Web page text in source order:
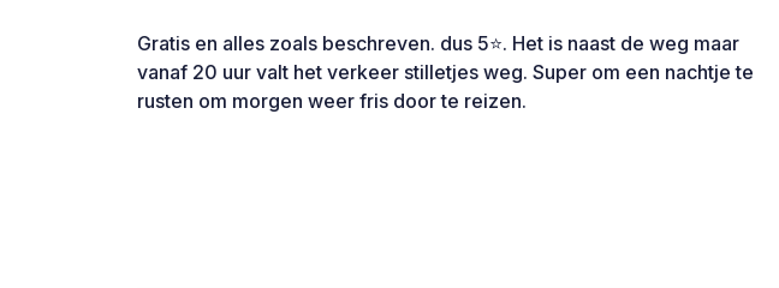
Gratis en alles zoals beschreven. dus 5⭐. Het is naast de weg maar
vanaf 20 uur valt het verkeer stilletjes weg. Super om een nachtje te
rusten om morgen weer fris door te reizen.